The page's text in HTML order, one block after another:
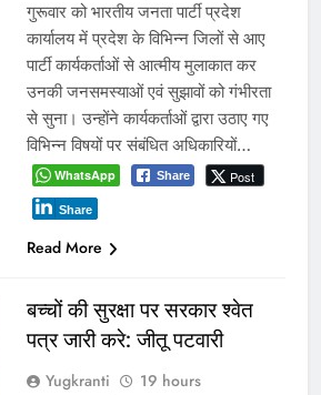
गुरूवार को भारतीय जनता पार्टी प्रदेश
कार्यालय में प्रदेश के विभिन्न जिलों से आए
पार्टी कार्यकर्ताओं से आत्मीय मुलाकात कर
उनकी जनसमस्याओं एवं सुझावों को गंभीरता
से सुना। उन्होंने कार्यकर्ताओं द्वारा उठाए गए
विभिन्न विषयों पर संबंधित अधिकारियों…
WhatsApp Share Post
Share
Read More
बच्चों की सुरक्षा पर सरकार श्वेत
पत्र जारी करे: जीतू पटवारी
Yugkranti
19 hours